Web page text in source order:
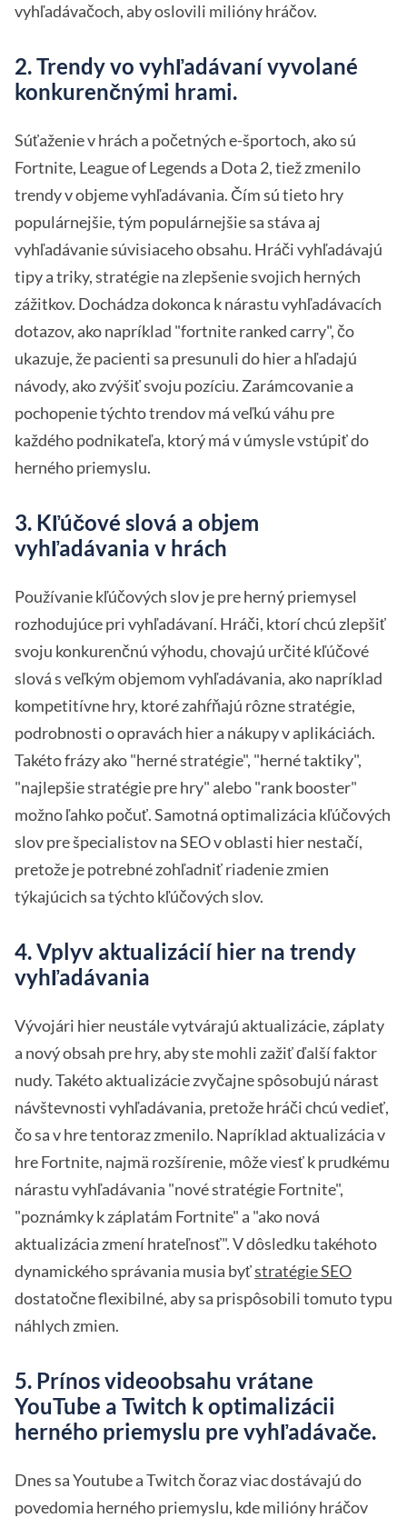
vyhľadávačoch, aby oslovili milióny hráčov.
2. Trendy vo vyhľadávaní vyvolané
konkurenčnými hrami.
Súťaženie v hrách a početných e-športoch, ako sú
Fortnite, League of Legends a Dota 2, tiež zmenilo
trendy v objeme vyhľadávania. Čím sú tieto hry
populárnejšie, tým populárnejšie sa stáva aj
vyhľadávanie súvisiaceho obsahu. Hráči vyhľadávajú
tipy a triky, stratégie na zlepšenie svojich herných
zážitkov. Dochádza dokonca k nárastu vyhľadávacích
dotazov, ako napríklad "fortnite ranked carry", čo
ukazuje, že pacienti sa presunuli do hier a hľadajú
návody, ako zvýšiť svoju pozíciu. Zarámcovanie a
pochopenie týchto trendov má veľkú váhu pre
každého podnikateľa, ktorý má v úmysle vstúpiť do
herného priemyslu.
3. Kľúčové slová a objem
vyhľadávania v hrách
Používanie kľúčových slov je pre herný priemysel
rozhodujúce pri vyhľadávaní. Hráči, ktorí chcú zlepšiť
svoju konkurenčnú výhodu, chovajú určité kľúčové
slová s veľkým objemom vyhľadávania, ako napríklad
kompetitívne hry, ktoré zahŕňajú rôzne stratégie,
podrobnosti o opravách hier a nákupy v aplikáciách.
Takéto frázy ako "herné stratégie", "herné taktiky",
"najlepšie stratégie pre hry" alebo "rank booster"
možno ľahko počuť. Samotná optimalizácia kľúčových
slov pre špecialistov na SEO v oblasti hier nestačí,
pretože je potrebné zohľadniť riadenie zmien
týkajúcich sa týchto kľúčových slov.
4. Vplyv aktualizácií hier na trendy
vyhľadávania
Vývojári hier neustále vytvárajú aktualizácie, záplaty
a nový obsah pre hry, aby ste mohli zažiť ďalší faktor
nudy. Takéto aktualizácie zvyčajne spôsobujú nárast
návštevnosti vyhľadávania, pretože hráči chcú vedieť,
čo sa v hre tentoraz zmenilo. Napríklad aktualizácia v
hre Fortnite, najmä rozšírenie, môže viesť k prudkému
nárastu vyhľadávania "nové stratégie Fortnite",
"poznámky k záplatám Fortnite" a "ako nová
aktualizácia zmení hrateľnosť". V dôsledku takéhoto
dynamického správania musia byťstratégie SEO
dostatočne flexibilné, aby sa prispôsobili tomuto typu
náhlych zmien.
5. Prínos videoobsahu vrátane
YouTube a Twitch k optimalizácii
herného priemyslu pre vyhľadávače.
Dnes sa Youtube a Twitch čoraz viac dostávajú do
povedomia herného priemyslu, kde milióny hráčov